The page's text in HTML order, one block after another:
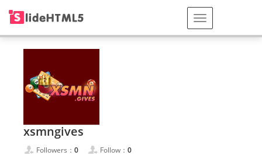
xsmngives
Followers： 0 Follow： 0